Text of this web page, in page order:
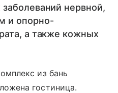
нервной,
и опорно-
а также кожных
из бань
гостиница.